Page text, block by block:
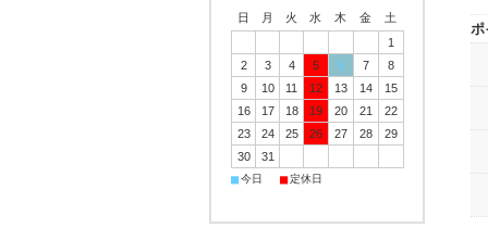
ポ
日 月 火 水 木 金
土
1
2
3 4 5 6 7
8
9
10 11 12 13 14
15
16
17 18 19 20 21
22
23
24 25 26 27 28
29
30
31
■今日 ■定休日